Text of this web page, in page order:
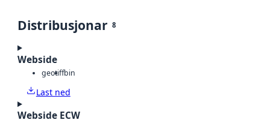
Distribusjonar 8
Webside
geotiffbin
Last ned
Webside ECW